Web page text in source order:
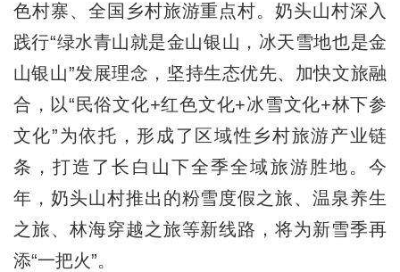
色村寨、全国乡村旅游重点村。奶头山村深入
践行“绿水青山就是金山银山，冰天雪地也是金
山银山”发展理念，坚持生态优先、加快文旅融
合，以“民俗文化+红色文化+冰雪文化+林下参
文化”为依托，形成了区域性乡村旅游产业链
条，打造了长白山下全季全域旅游胜地。今
年，奶头山村推出的粉雪度假之旅、温泉养生
之旅、林海穿越之旅等新线路，将为新雪季再
添“一把火”。